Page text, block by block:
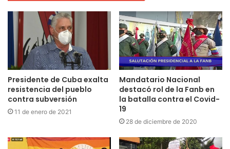
Presidente de Cuba exalta
resistencia del pueblo
contra subversión
11 de enero de 2021
Mandatario Nacional
destacó rol de la Fanb en
la batalla contra el Covid-
19
28 de diciembre de 2020